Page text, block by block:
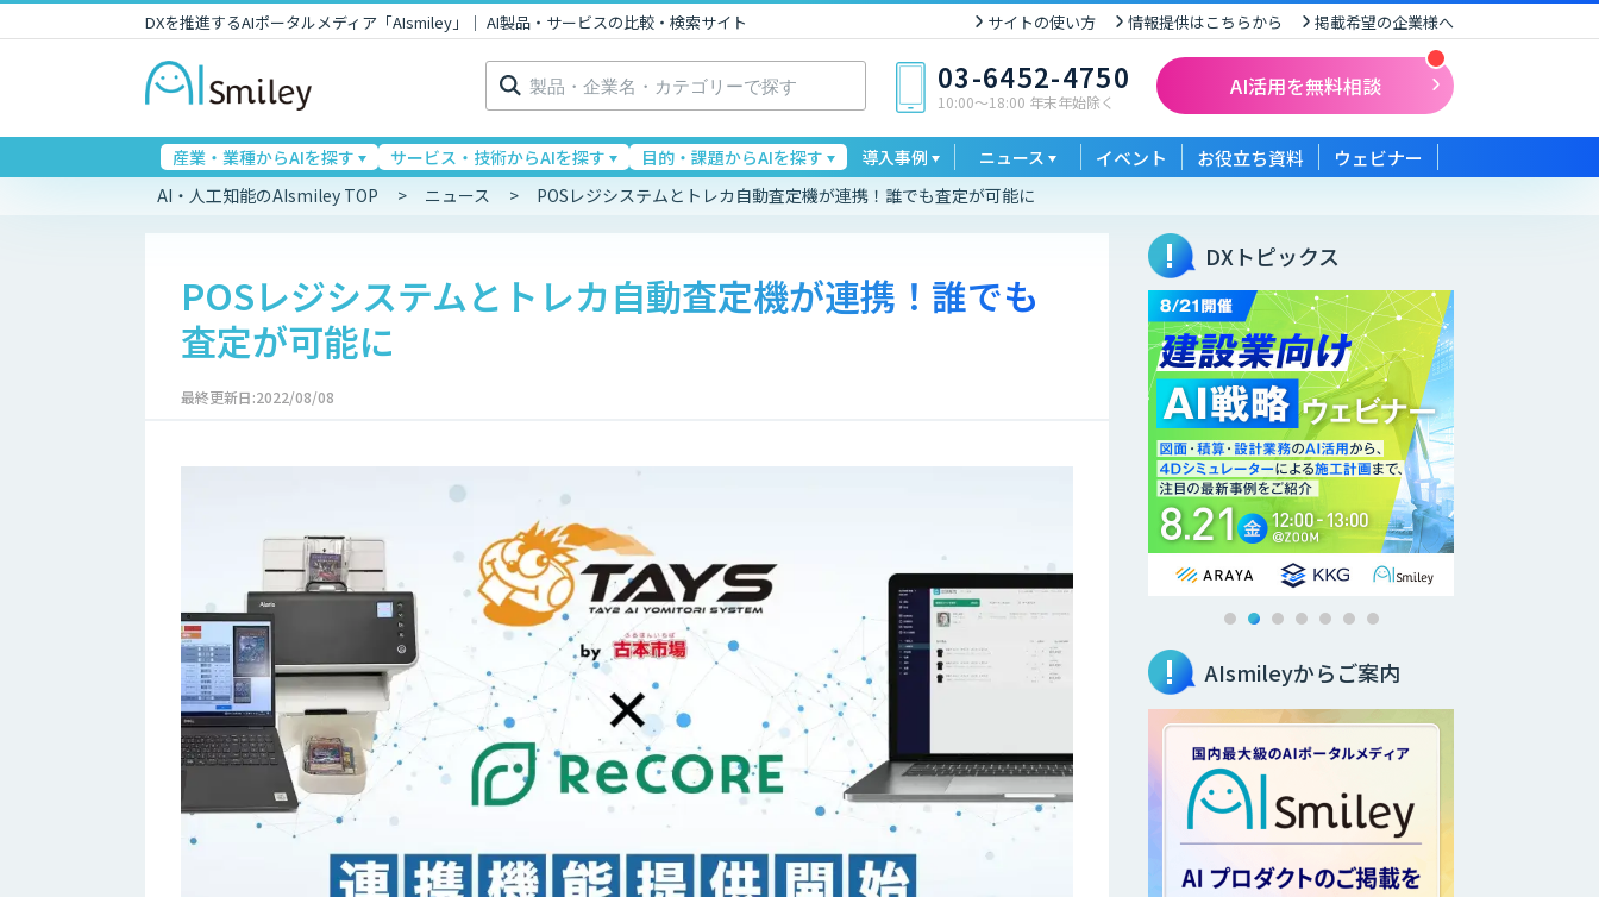
DXを推進するAIポータルメディア「AIsmiley」｜ AI製品・サービスの比較・検索サイト サイトの使い方 情報提供はこちらから 掲載希望の企業様へ
検
索: 03-6452-4750
10:00〜18:00 年末年始除く
AI活用を無料相談
産業・業種からAIを探す サービス・技術からAIを探す 目的・課題からAIを探す 導入事例 ニュース イベント お役立ち資料 ウェビナー
AI・人工知能のAIsmiley TOP ニュース POSレジシステムとトレカ自動査定機が連携！誰でも査定が可能に
POSレジシステムとトレカ自動査定機が連携！誰でも
査定が可能に
最終更新日:2022/08/08
DXトピックス
AIsmileyからご案内